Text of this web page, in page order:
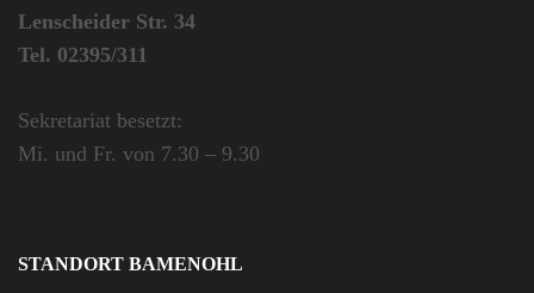
Lenscheider Str. 34
Tel. 02395/311
Sekretariat besetzt:
Mi. und Fr. von 7.30 – 9.30
STANDORT BAMENOHL